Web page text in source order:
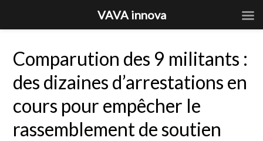
Comparution des 9 militants :
des dizaines d’arrestations en
cours pour empêcher le
rassemblement de soutien
VAVA innova